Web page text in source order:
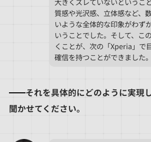
質感や光沢感、立体感など、
いような全体的な印象がわず
いうことでした。そして、こ
くことが、次の「Xperia」で
確信を持つことができました。
それを具体的にどのように実現
聞かせてください。